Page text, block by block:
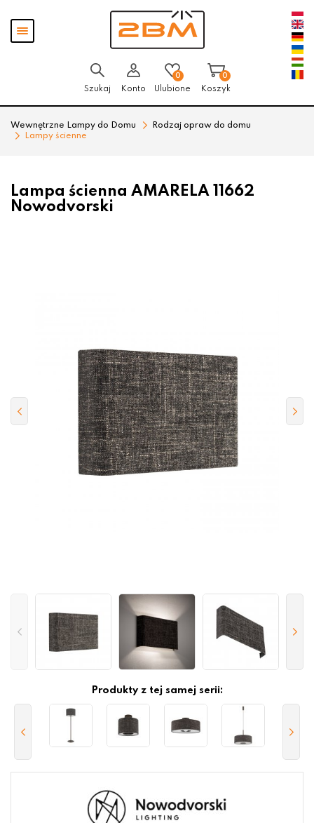
Pokaż
menu
Szukaj Konto
0
Ulubione
0
Koszyk
Wewnętrzne Lampy do Domu
Rodzaj opraw do domu
Lampy ścienne
Lampa ścienna AMARELA 11662
Nowodvorski
Produkty z tej samej serii: